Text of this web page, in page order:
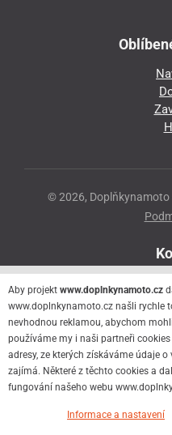
© 2026, Doplňkynamoto
530 06
776
Aby projekt www.doplnkynamoto.cz
www.doplnkynamoto.cz našli rychle
nevhodnou reklamou, abychom
používáme my i naši partneři
adresy, ze kterých získáváme údaje
zajímá. Některé z těchto cookies a
fungování našeho webu
Informace a nastavení